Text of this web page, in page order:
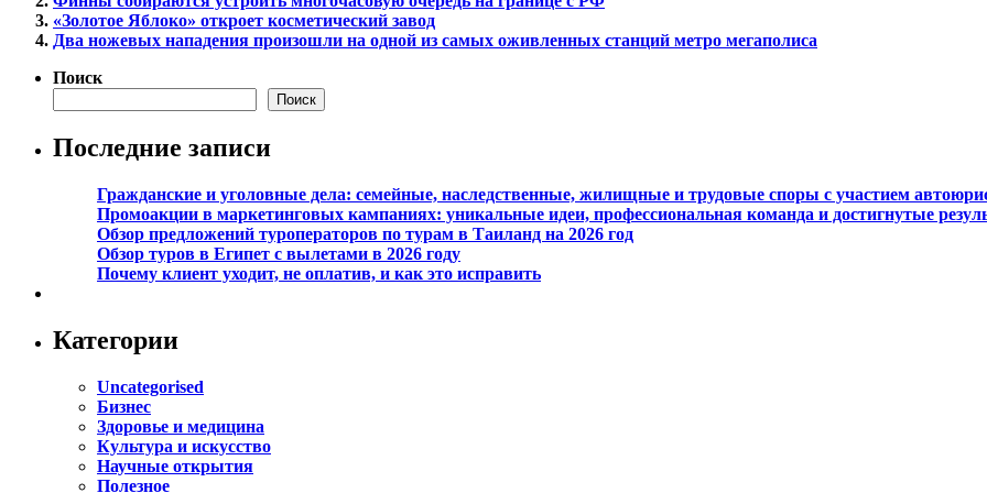
«Золотое Яблоко» откроет косметический завод
Два ножевых нападения произошли на одной из самых оживленных станций метро мегаполиса
Поиск
Поиск
Последние записи
Гражданские и уголовные дела: семейные, наследственные, жилищные и трудовые споры с участием
Промоакции в маркетинговых кампаниях: уникальные идеи, профессиональная команда и достигнутые
Обзор предложений туроператоров по турам в Таиланд на 2026 год
Обзор туров в Египет с вылетами в 2026 году
Почему клиент уходит, не оплатив, и как это исправить
Категории
Uncategorised
Бизнес
Здоровье и медицина
Культура и искусство
Научные открытия
Полезное